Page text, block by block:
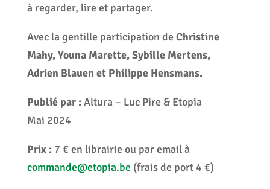
à regarder, lire et partager.
Avec la gentille participation de Christine
Mahy, Youna Marette, Sybille Mertens,
Adrien Blauen et Philippe Hensmans.
Publié par : Altura – Luc Pire & Etopia
Mai 2024
Prix : 7 € en librairie ou par email à
commande@etopia.be(frais de port 4 €)